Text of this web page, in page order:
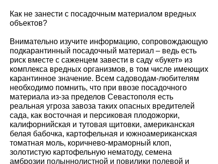
Как не занести с посадочным материалом вредных
объектов?
Внимательно изучите информацию, сопровождающую
подкарантинный посадочный материал – ведь есть
риск вместе с саженцем завести в саду «букет» из
комплекса вредных организмов, в том числе имеющих
карантинное значение. Всем садоводам-любителям
необходимо помнить, что при ввозе посадочного
материала из-за пределов Севастополя есть
реальная угроза завоза таких опасных вредителей
сада, как восточная и персиковая плодожорки,
калифорнийская и тутовая щитовки, американская
белая бабочка, картофельная и южноамериканская
томатная моль, коричнево-мраморный клоп,
золотистую картофельную нематоду, семена
амброзии полыннолистной и повилики полевой и